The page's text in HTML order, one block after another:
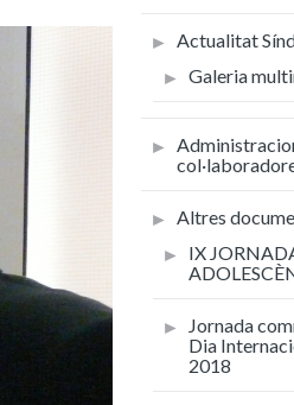
Actualitat
Galeria
Altres
IX
Jornada
Dia
2018